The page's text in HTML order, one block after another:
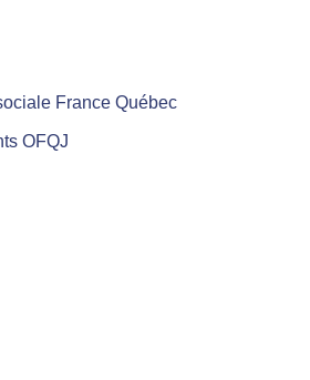
France Québec
OFQJ